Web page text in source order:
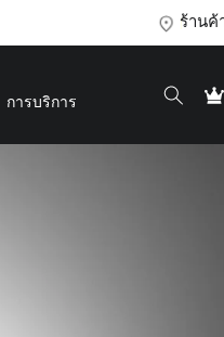
ร้านค้
การบริการ